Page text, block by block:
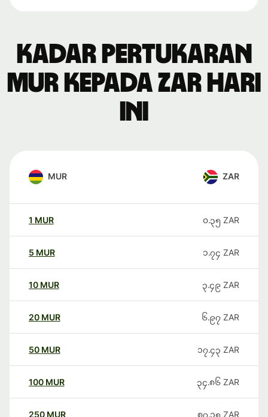
Kadar pertukaran
MUR kepada ZAR hari
ini
MUR ZAR
1 MUR ၀.၃၅ ZAR
5 MUR ၁.၇၄ ZAR
10 MUR ၃.၄၉ ZAR
20 MUR ၆.၉၇ ZAR
50 MUR ၁၇.၄၃ ZAR
100 MUR ၃၄.၈၆ ZAR
250 MUR ၈၇.၁၅ ZAR